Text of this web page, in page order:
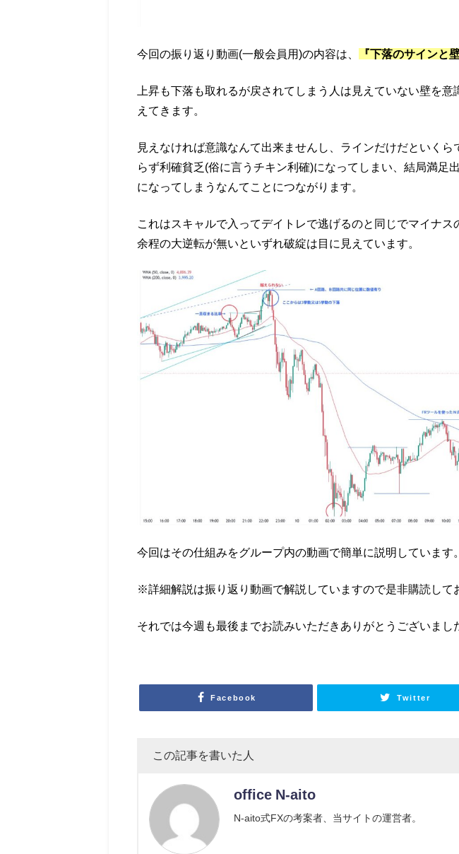
今回の振り返り動画(一般会員用)の内容は、 『下落のサインと
上昇も下落も取れるが戻されてしまう人は見えていない壁を
えてきます。
見えなければ意識なんて出来ませんし、ラインだけだといく
らず利確貧乏(俗に言うチキン利確)になってしまい、結局満足
になってしまうなんてことにつながります。
これはスキャルで入ってデイトレで逃げるのと同じでマイナ
余程の大逆転が無いといずれ破綻は目に見えています。
今回はその仕組みをグループ内の動画で簡単に説明しています。
※詳細解説は振り返り動画で解説していますので是非購読して
それでは今週も最後までお読みいただきありがとうございまし
Facebook Twitter
この記事を書いた人
office N-aito
N-aito式FXの考案者、当サイトの運営者。